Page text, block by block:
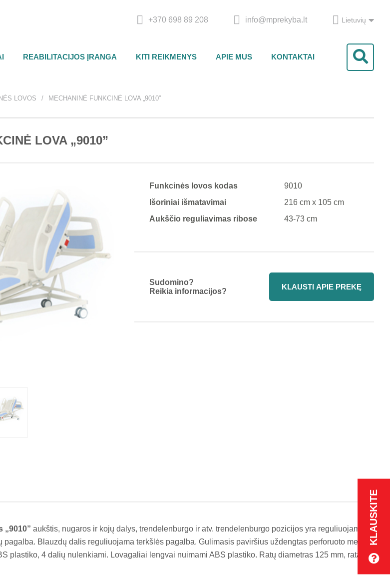
+370 698 89 208 info@mprekyba.lt Lietuvių
REABILITACIJOS ĮRANGA KITI REIKMENYS APIE MUS KONTAKTAI
KLAUSKITE
LOVOS MECHANINĖ FUNKCINĖ LOVA „9010”
LOVA „9010”
Funkcinės lovos kodas
9010
Išoriniai išmatavimai
216 cm x 105 cm
Aukščio reguliavimas ribose
43-73 cm
Sudomino?
Reikia informacijos?
KLAUSTI APIE PREKĘ
„9010” aukštis, nugaros ir kojų dalys, trendelenburgo ir atv. trendelenburgo pozicijos yra reguliuojamos
pagalba. Blauzdų dalis reguliuojama terkšlės pagalba. Gulimasis paviršius uždengtas perforuoto metalo
plastiko, 4 dalių nulenkiami. Lovagaliai lengvai nuimami ABS plastiko. Ratų diametras 125 mm, ratai su